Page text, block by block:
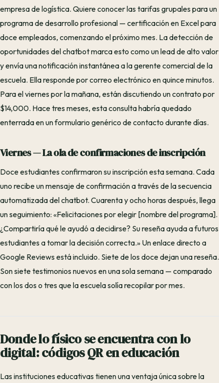
empresa de logística. Quiere conocer las tarifas grupales para un
programa de desarrollo profesional — certificación en Excel para
doce empleados, comenzando el próximo mes. La detección de
oportunidades del chatbot marca esto como un lead de alto valor
y envía una notificación instantánea a la gerente comercial de la
escuela. Ella responde por correo electrónico en quince minutos.
Para el viernes por la mañana, están discutiendo un contrato por
$14,000. Hace tres meses, esta consulta habría quedado
enterrada en un formulario genérico de contacto durante días.
Viernes — La ola de confirmaciones de inscripción
Doce estudiantes confirmaron su inscripción esta semana. Cada
uno recibe un mensaje de confirmación a través de la secuencia
automatizada del chatbot. Cuarenta y ocho horas después, llega
un seguimiento: «Felicitaciones por elegir [nombre del programa].
¿Compartiría qué le ayudó a decidirse? Su reseña ayuda a futuros
estudiantes a tomar la decisión correcta.» Un enlace directo a
Google Reviews está incluido. Siete de los doce dejan una reseña.
Son siete testimonios nuevos en una sola semana — comparado
con los dos o tres que la escuela solía recopilar por mes.
Donde lo físico se encuentra con lo
digital: códigos QR en educación
Las instituciones educativas tienen una ventaja única sobre la